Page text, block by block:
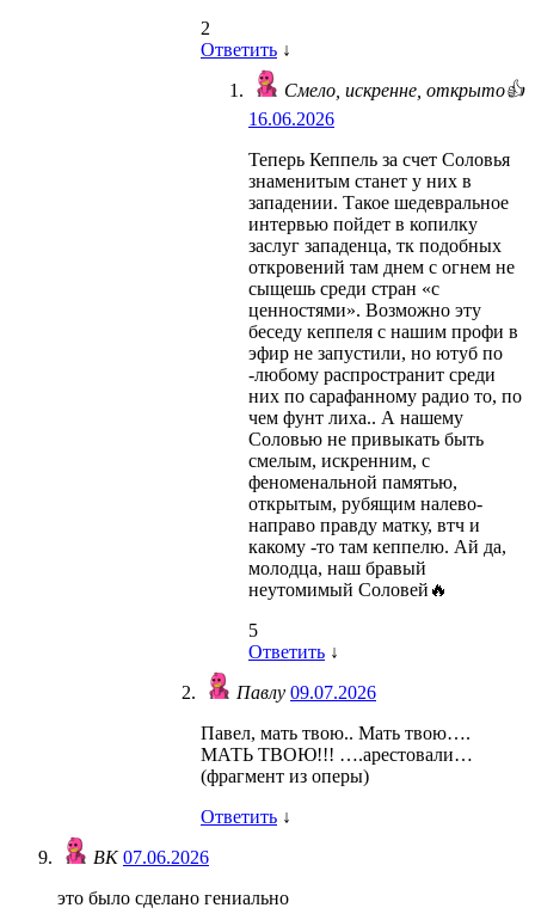
2
Ответить ↓
Смело, искренне, открыто👍
16.06.2026
Теперь Кеппель за счет Соловья
знаменитым станет у них в
западении. Такое шедевральное
интервью пойдет в копилку
заслуг западенца, тк подобных
откровений там днем с огнем не
сыщешь среди стран «с
ценностями». Возможно эту
беседу кеппеля с нашим профи в
эфир не запустили, но ютуб по
-любому распространит среди
них по сарафанному радио то, по
чем фунт лиха.. А нашему
Соловью не привыкать быть
смелым, искренним, с
феноменальной памятью,
открытым, рубящим налево-
направо правду матку, втч и
какому -то там кеппелю. Ай да,
молодца, наш бравый
неутомимый Соловей🔥
5
Ответить ↓
Павлу 09.07.2026
Павел, мать твою.. Мать твою….
МАТЬ ТВОЮ!!! ….арестовали…
(фрагмент из оперы)
Ответить ↓
ВК07.06.2026
это было сделано гениально